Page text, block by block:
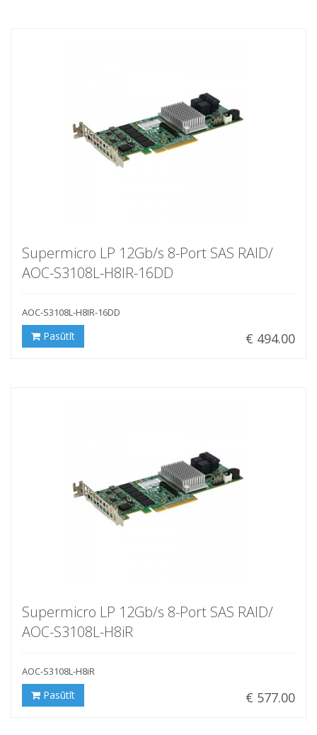
Supermicro LP 12Gb/s 8-Port SAS RAID/
AOC-S3108L-H8IR-16DD
AOC-S3108L-H8IR-16DD
€ 494.00
Pasūtīt
Supermicro LP 12Gb/s 8-Port SAS RAID/
AOC-S3108L-H8iR
AOC-S3108L-H8iR
€ 577.00
Pasūtīt